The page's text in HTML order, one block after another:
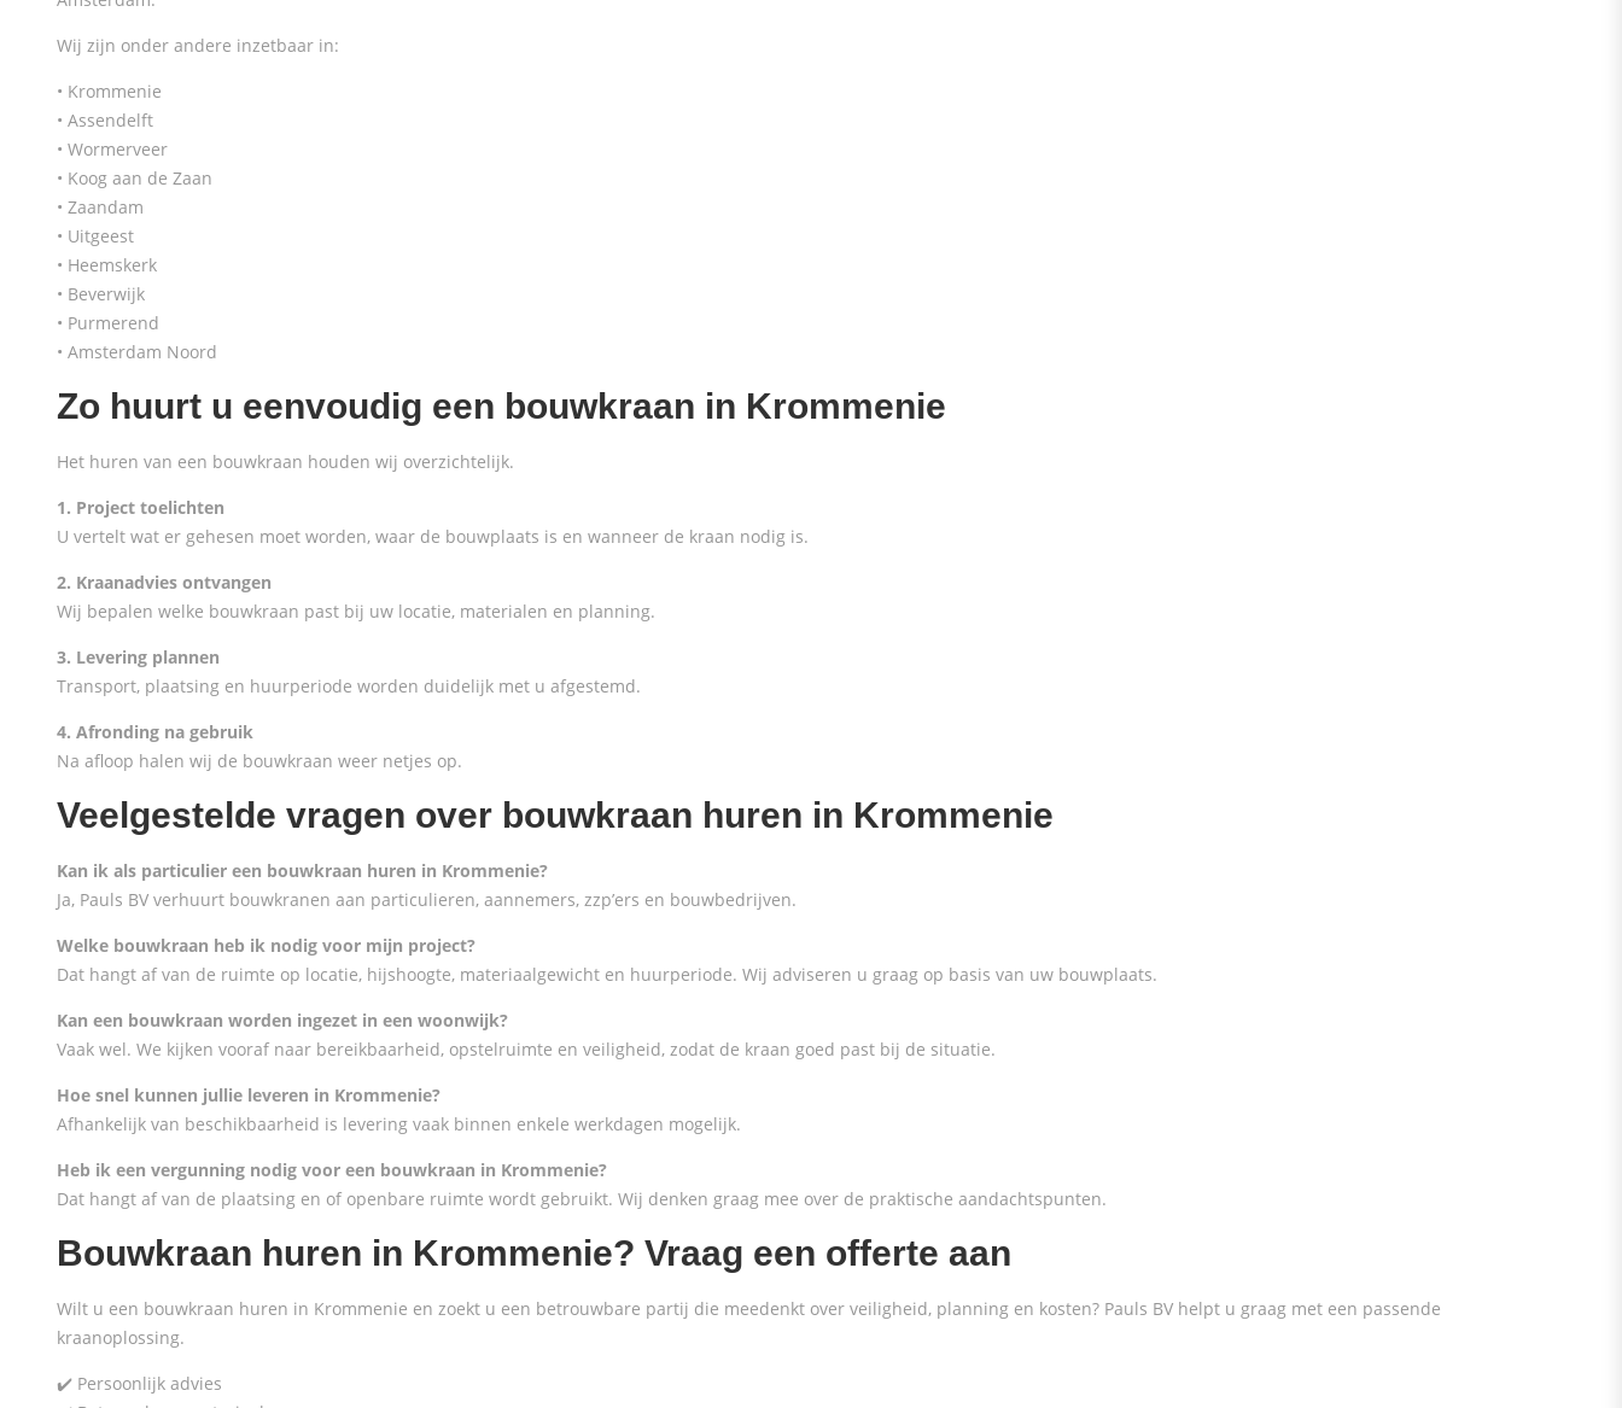
Wij zijn onder andere inzetbaar in:
• Krommenie
• Assendelft
• Wormerveer
• Koog aan de Zaan
• Zaandam
• Uitgeest
• Heemskerk
• Beverwijk
• Purmerend
• Amsterdam Noord
Zo huurt u eenvoudig een bouwkraan in Krommenie
Het huren van een bouwkraan houden wij overzichtelijk.
1. Project toelichten
U vertelt wat er gehesen moet worden, waar de bouwplaats is en wanneer de kraan nodig is.
2. Kraanadvies ontvangen
Wij bepalen welke bouwkraan past bij uw locatie, materialen en planning.
3. Levering plannen
Transport, plaatsing en huurperiode worden duidelijk met u afgestemd.
4. Afronding na gebruik
Na afloop halen wij de bouwkraan weer netjes op.
Veelgestelde vragen over bouwkraan huren in Krommenie
Kan ik als particulier een bouwkraan huren in Krommenie?
Ja, Pauls BV verhuurt bouwkranen aan particulieren, aannemers, zzp’ers en bouwbedrijven.
Welke bouwkraan heb ik nodig voor mijn project?
Dat hangt af van de ruimte op locatie, hijshoogte, materiaalgewicht en huurperiode. Wij adviseren u graag op basis van uw bouwplaats.
Kan een bouwkraan worden ingezet in een woonwijk?
Vaak wel. We kijken vooraf naar bereikbaarheid, opstelruimte en veiligheid, zodat de kraan goed past bij de situatie.
Hoe snel kunnen jullie leveren in Krommenie?
Afhankelijk van beschikbaarheid is levering vaak binnen enkele werkdagen mogelijk.
Heb ik een vergunning nodig voor een bouwkraan in Krommenie?
Dat hangt af van de plaatsing en of openbare ruimte wordt gebruikt. Wij denken graag mee over de praktische aandachtspunten.
Bouwkraan huren in Krommenie? Vraag een offerte aan
Wilt u een bouwkraan huren in Krommenie en zoekt u een betrouwbare partij die meedenkt over veiligheid, planning en kosten? Pauls BV helpt u graag met een passende
kraanoplossing.
✔️ Persoonlijk advies